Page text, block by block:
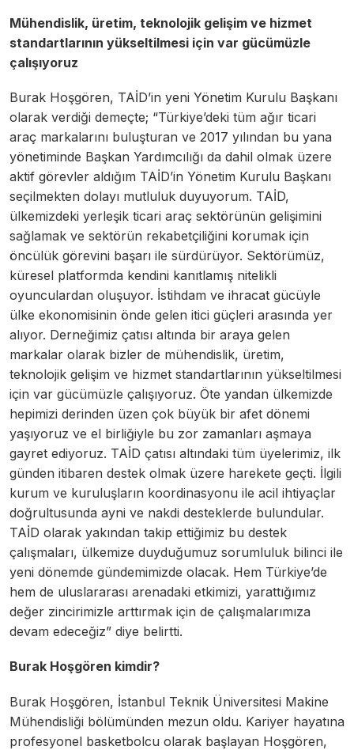
Mühendislik, üretim, teknolojik gelişim ve hizmet
standartlarının yükseltilmesi için var gücümüzle
çalışıyoruz
Burak Hoşgören, TAİD’in yeni Yönetim Kurulu Başkanı
olarak verdiği demeçte; “Türkiye’deki tüm ağır ticari
araç markalarını buluşturan ve 2017 yılından bu yana
yönetiminde Başkan Yardımcılığı da dahil olmak üzere
aktif görevler aldığım TAİD’in Yönetim Kurulu Başkanı
seçilmekten dolayı mutluluk duyuyorum. TAİD,
ülkemizdeki yerleşik ticari araç sektörünün gelişimini
sağlamak ve sektörün rekabetçiliğini korumak için
öncülük görevini başarı ile sürdürüyor. Sektörümüz,
küresel platformda kendini kanıtlamış nitelikli
oyunculardan oluşuyor. İstihdam ve ihracat gücüyle
ülke ekonomisinin önde gelen itici güçleri arasında yer
alıyor. Derneğimiz çatısı altında bir araya gelen
markalar olarak bizler de mühendislik, üretim,
teknolojik gelişim ve hizmet standartlarının yükseltilmesi
için var gücümüzle çalışıyoruz. Öte yandan ülkemizde
hepimizi derinden üzen çok büyük bir afet dönemi
yaşıyoruz ve el birliğiyle bu zor zamanları aşmaya
gayret ediyoruz. TAİD çatısı altındaki tüm üyelerimiz, ilk
günden itibaren destek olmak üzere harekete geçti. İlgili
kurum ve kuruluşların koordinasyonu ile acil ihtiyaçlar
doğrultusunda ayni ve nakdi desteklerde bulundular.
TAİD olarak yakından takip ettiğimiz bu destek
çalışmaları, ülkemize duyduğumuz sorumluluk bilinci ile
yeni dönemde gündemimizde olacak. Hem Türkiye’de
hem de uluslararası arenadaki etkimizi, yarattığımız
değer zincirimizle arttırmak için de çalışmalarımıza
devam edeceğiz” diye belirtti.
Burak Hoşgören kimdir?
Burak Hoşgören, İstanbul Teknik Üniversitesi Makine
Mühendisliği bölümünden mezun oldu. Kariyer hayatına
profesyonel basketbolcu olarak başlayan Hoşgören,